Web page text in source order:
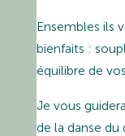
Ensembles ils
bienfaits :
équilibre de
Je vous
de la danse du